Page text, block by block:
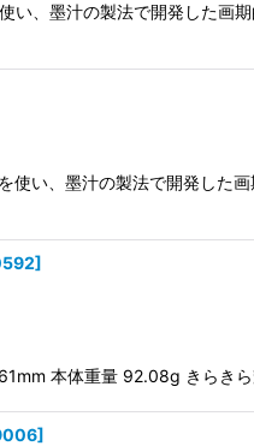
い、墨汁の製法で開発した画
使い、墨汁の製法で開発した
]
本体重量 92.08g きらき
]